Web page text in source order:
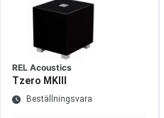
REL Acoustics
Tzero MKIII
Beställningsvara